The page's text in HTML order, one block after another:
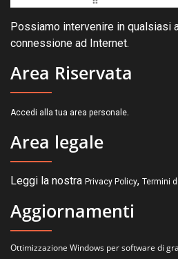
Possiamo intervenire in qualsiasi
connessione ad Internet.
Area Riservata
Accedi alla tua area personale.
Area legale
Leggi la nostra Privacy Policy, Termini
Aggiornamenti
Ottimizzazione Windows per software di